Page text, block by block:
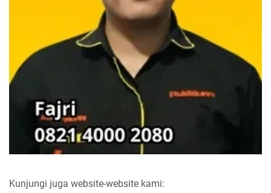
Kunjungi juga website-website kami: